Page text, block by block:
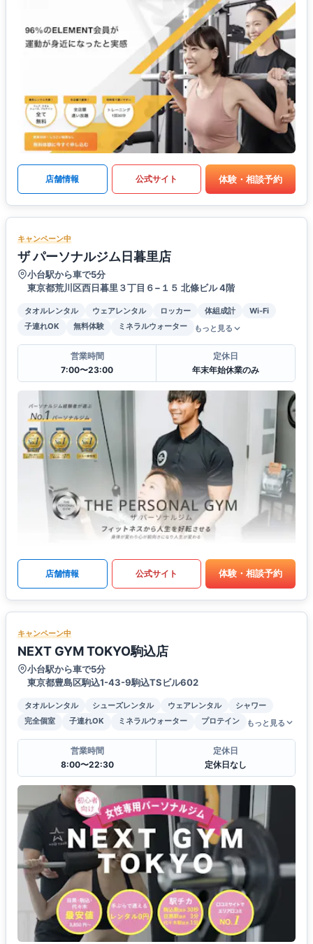
店舗情報 公式サイト 体験・相談予約
キャンペーン中
ザ パーソナルジム日暮里店
小台駅から車で5分
東京都荒川区西日暮里３丁目６−１５ 北條ビル 4階
タオルレンタル ウェアレンタル ロッカー 体組成計
Wi-Fi
子連れOK
無料体験 ミネラルウォーター もっと見る
営業時間
7:00〜23:00
定休日
年末年始休業のみ
店舗情報 公式サイト 体験・相談予約
キャンペーン中
NEXT GYM TOKYO駒込店
小台駅から車で5分
東京都豊島区駒込1-43-9駒込TSビル602
タオルレンタル シューズレンタル ウェアレンタル
シャワー
完全個室
子連れOK ミネラルウォーター プロテイン もっと見る
営業時間
8:00〜22:30
定休日
定休日なし